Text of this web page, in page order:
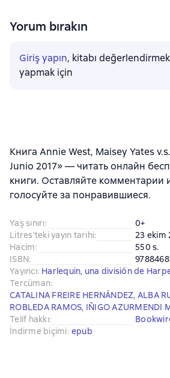
Yorum bırakın
Giriş yapın, kitabı
yapmak için
Книга Annie West, Maisey Yates
Junio 2017» — читать онлайн
книги. Оставляйте комментарии
голосуйте за понравившиеся.
Yaş sınırı:
0+
Litres'teki yayın tarihi:
23 ekim
Hacim:
550 s.
ISBN:
Yayıncı: Harlequin, una división de
Tercüman:
CATALINA FREIRE HERNÁNDEZ, ALBA
ROBLEDA RAMOS, IÑIGO AZURMENDI
Telif hakkı:
İndirme biçimi: epub